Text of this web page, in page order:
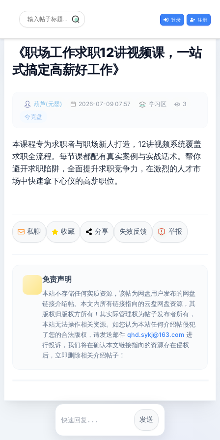
登录 注册
《职场工作求职12讲视频课，一站
式搞定高薪好工作》
葫芦(元婴) 2026-07-09 07:57 学习区
3
夸克盘
本课程专为求职者与职场新人打造，12讲视频系统覆盖
求职全流程。每节课都配有真实案例与实战话术。帮你
避开求职陷阱，全面提升求职竞争力，在激烈的人才市
场中快速拿下心仪的高薪职位。
私聊 收藏 分享 失效反馈 举报
免责声明
本站不存储任何实质资源，该帖为网盘用户发布的网盘
链接介绍帖。本文内所有链接指向的云盘网盘资源，其
版权归版权方所有！其实际管理权为帖子发布者所有，
本站无法操作相关资源。如您认为本站任何介绍帖侵犯
了您的合法版权，请发送邮件 qhd.sykj@163.com 进
行投诉，我们将在确认本文链接指向的资源存在侵权
后，立即删除相关介绍帖子！
快捷回复
发送